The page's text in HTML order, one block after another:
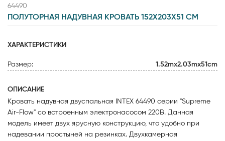
64490
ПОЛУТОРНАЯ НАДУВНАЯ КРОВАТЬ 152Х203Х51 СМ
ХАРАКТЕРИСТИКИ
Размер: 1.52mx2.03mx51cm
ОПИСАНИЕ
Кровать надувная двуспальная INTEX 64490 серии "Supreme
Air-Flow" со встроенным электронасосом 220В. Данная
модель имеет двух ярусную конструкцию, что удобно при
надевании простыней на резинках. Двухкамерная